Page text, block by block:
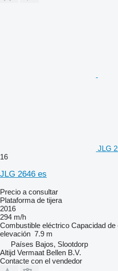
JLG
16
JLG 2646 es
Precio a consultar
Plataforma de tijera
2016
294 m/h
Combustible eléctrico Capacidad de
elevación 7.9 m
Países Bajos, Slootdorp
Altijd Vermaat Bellen B.V.
Contacte con el vendedor